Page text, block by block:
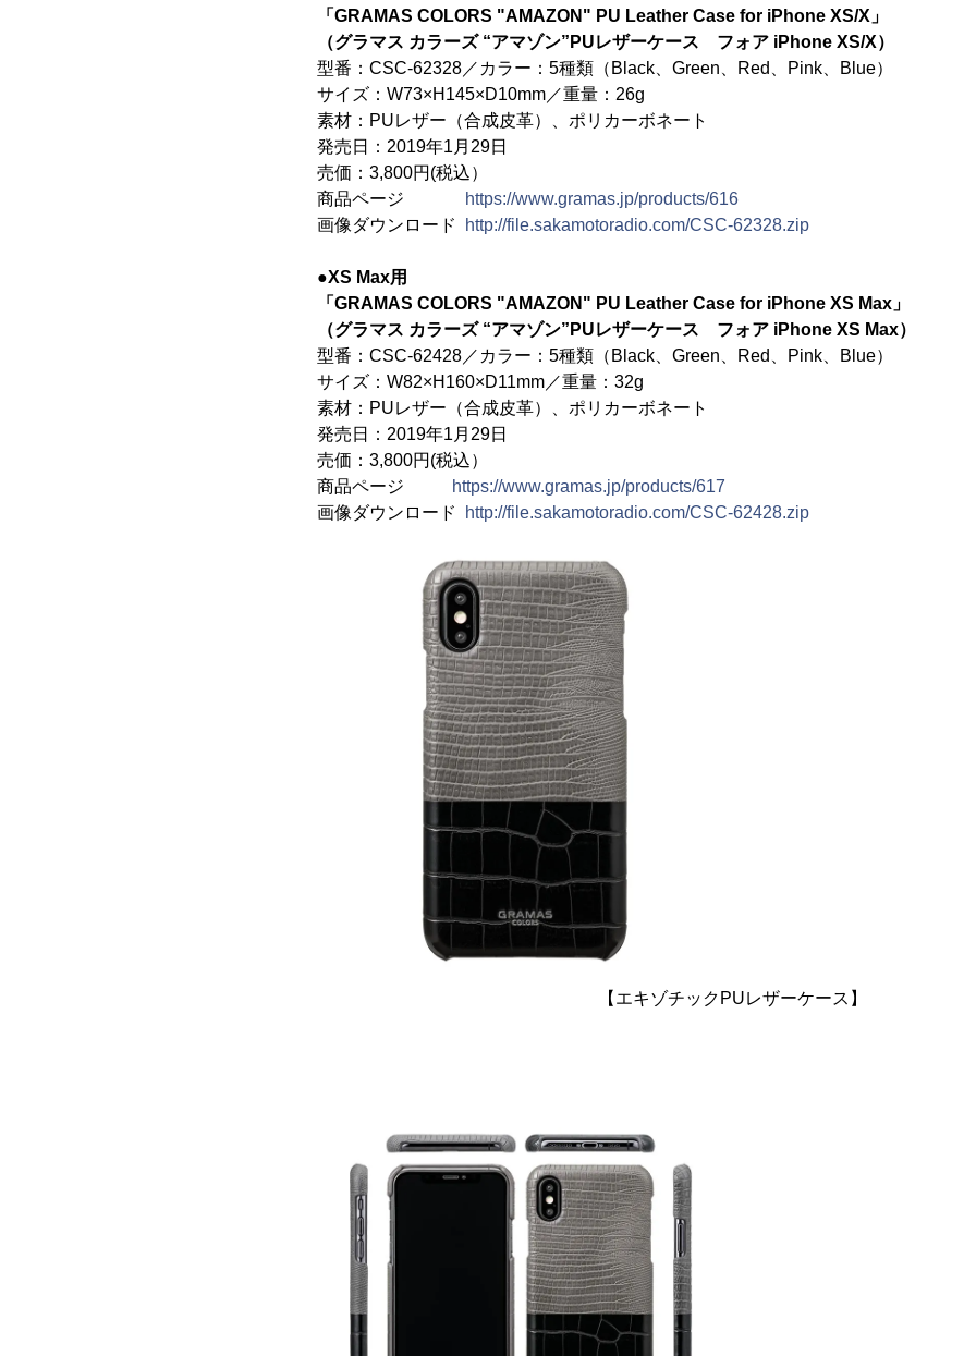
「GRAMAS COLORS "AMAZON" PU Leather Case for iPhone XS/X」
（グラマス カラーズ “アマゾン”PUレザーケース フォア iPhone XS/X）
型番：CSC-62328／カラー：5種類（Black、Green、Red、Pink、Blue）
サイズ：W73×H145×D10mm／重量：26g
素材：PUレザー（合成皮革）、ポリカーボネート
発売日：2019年1月29日
売価：3,800円(税込）
商品ページ
https://www.gramas.jp/products/616
画像ダウンロード
http://file.sakamotoradio.com/CSC-62328.zip
●XS Max用
「GRAMAS COLORS "AMAZON" PU Leather Case for iPhone XS Max」
（グラマス カラーズ “アマゾン”PUレザーケース フォア iPhone XS Max）
型番：CSC-62428／カラー：5種類（Black、Green、Red、Pink、Blue）
サイズ：W82×H160×D11mm／重量：32g
素材：PUレザー（合成皮革）、ポリカーボネート
発売日：2019年1月29日
売価：3,800円(税込）
商品ページ
https://www.gramas.jp/products/617
画像ダウンロード
http://file.sakamotoradio.com/CSC-62428.zip
【エキゾチックPUレザーケース】